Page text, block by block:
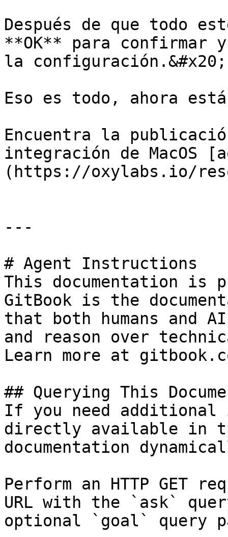
Después de que todo
**OK** para
la configuración.&#x20;
Eso es todo, ahora
Encuentra la
integración de MacOS
(https://oxylabs.io/
---
# Agent Instructions
This documentation is
GitBook is the
that both humans and
and reason over
Learn more at
## Querying This
If you need
directly available in
documentation
Perform an HTTP GET
URL with the `ask`
optional `goal` query